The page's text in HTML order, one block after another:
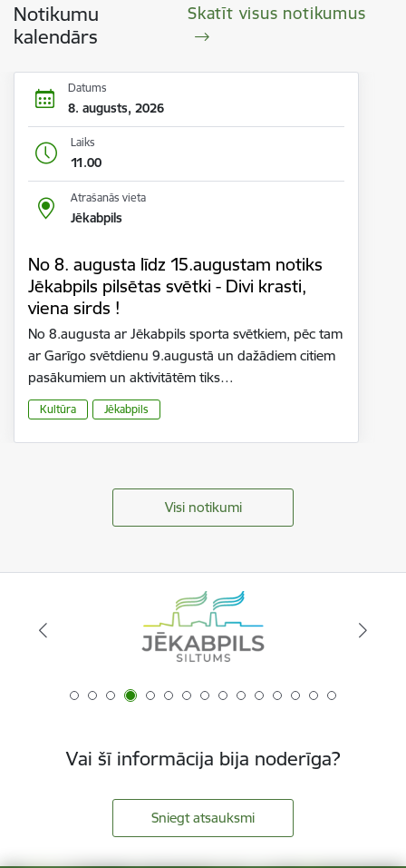
Notikumu
kalendārs
Skatīt visus notikumus
Datums
8. augusts, 2026
Laiks
11.00
Atrašanās vieta
Jēkabpils
No 8. augusta līdz 15.augustam notiks
Jēkabpils pilsētas svētki - Divi krasti,
viena sirds !
No 8.augusta ar Jēkabpils sporta svētkiem, pēc tam
ar Garīgo svētdienu 9.augustā un dažādiem citiem
pasākumiem un aktivitātēm tiks…
Kultūra Jēkabpils
Visi notikumi
Vai šī informācija bija noderīga?
Sniegt atsauksmi